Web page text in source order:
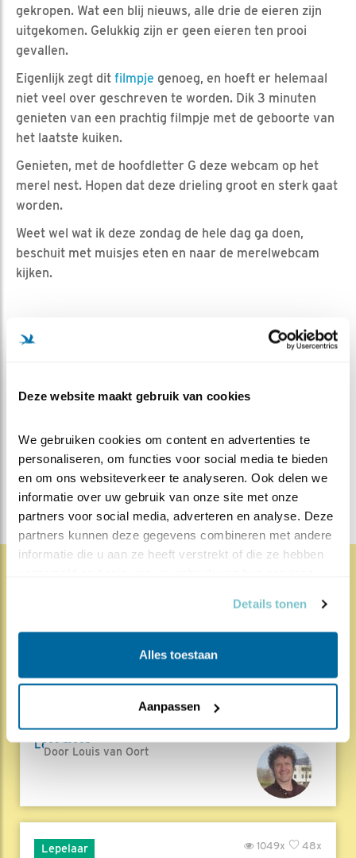
Deze website maakt gebruik van cookies
We gebruiken cookies om content en advertenties te
personaliseren, om functies voor social media te bieden
en om ons websiteverkeer te analyseren. Ook delen we
informatie over uw gebruik van onze site met onze
partners voor social media, adverteren en analyse. Deze
partners kunnen deze gegevens combineren met andere
informatie die u aan ze heeft verstrekt of die ze hebben
Details tonen
Alles toestaan
Aanpassen
gekropen. Wat een blij nieuws, alle drie de eieren zijn
uitgekomen. Gelukkig zijn er geen eieren ten prooi
gevallen.
Eigenlijk zegt dit filmpje genoeg, en hoeft er helemaal
niet veel over geschreven te worden. Dik 3 minuten
genieten van een prachtig filmpje met de geboorte van
het laatste kuiken.
Genieten, met de hoofdletter G deze webcam op het
merel nest. Hopen dat deze drieling groot en sterk gaat
worden.
Weet wel wat ik deze zondag de hele dag ga doen,
beschuit met muisjes eten en naar de merelwebcam
kijken.
Bewaar deze blog
blogs
DEEL DIT BERICHT
Herleef de Lente: de vele
17.07.26Beleef de Lente zit erop; seizoen 20 is
gedaan. Een jubileumseizoen laat je sowieso n..
Lees meer
Door Louis van Oort
Lepelaar 48x
1049x